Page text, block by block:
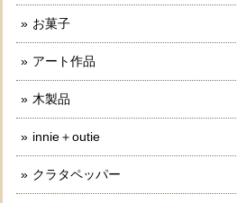
お菓子
アート作品
木製品
innie＋outie
クラタペッパー